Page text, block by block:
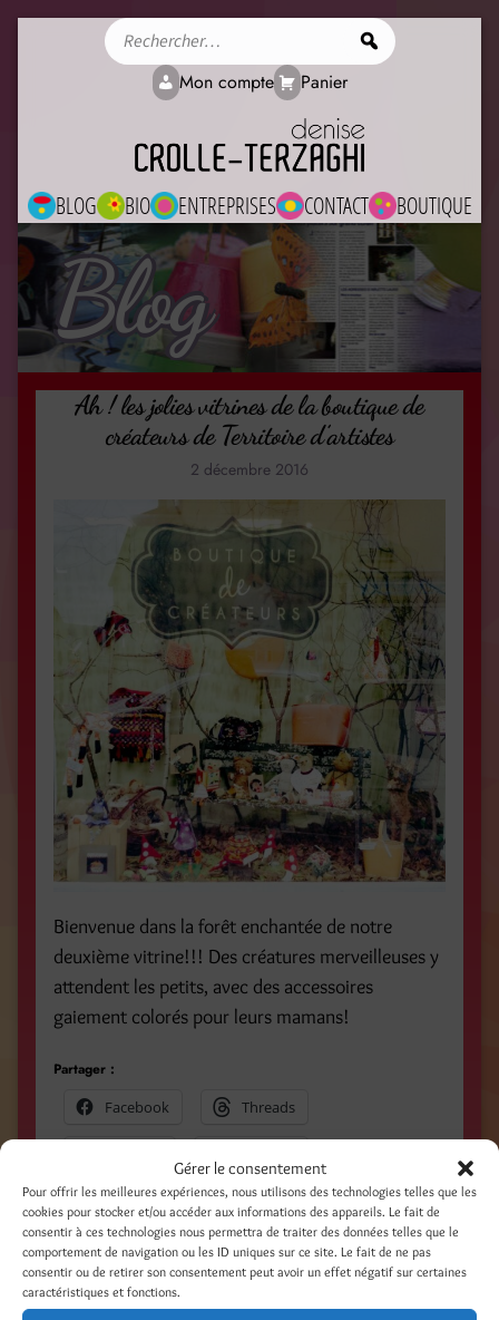
Gérer le consentement
Pour offrir les meilleures expériences, nous utilisons des technologies telles que les
cookies pour stocker et/ou accéder aux informations des appareils. Le fait de
consentir à ces technologies nous permettra de traiter des données telles que le
comportement de navigation ou les ID uniques sur ce site. Le fait de ne pas
consentir ou de retirer son consentement peut avoir un effet négatif sur certaines
caractéristiques et fonctions.
BLOG BIO ENTREPRISES CONTACT BOUTIQUE
Mon compte Panier
Blog
Ah ! les jolies vitrines de la boutique de
créateurs de Territoire d’artistes
2 décembre 2016
Bienvenue dans la forêt enchantée de notre
deuxième vitrine!!! Des créatures merveilleuses y
attendent les petits, avec des accessoires
gaiement colorés pour leurs mamans!
Partager :
Facebook
Threads
Nextdoor